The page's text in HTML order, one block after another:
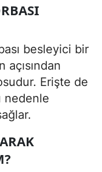
besleyici bir
Erişte de
nedenle